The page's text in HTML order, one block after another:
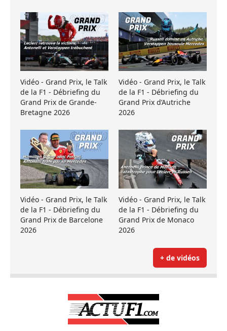
Vidéo - Grand Prix, le Talk
de la F1 - Débriefing du
Grand Prix de Grande-
Bretagne 2026
Vidéo - Grand Prix, le Talk
de la F1 - Débriefing du
Grand Prix d’Autriche
2026
Vidéo - Grand Prix, le Talk
de la F1 - Débriefing du
Grand Prix de Barcelone
2026
Vidéo - Grand Prix, le Talk
de la F1 - Débriefing du
Grand Prix de Monaco
2026
+ de vidéos